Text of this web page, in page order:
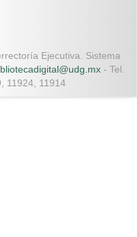
Ejecutiva. Sistema
- Tel.
11924, 11914